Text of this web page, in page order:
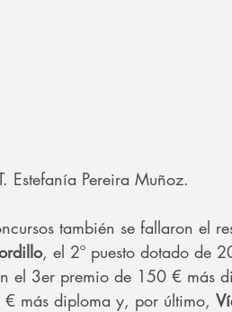
Estefanía Pereira Muñoz.
también se fallaron el
, el 2º puesto dotado de
el 3er premio de 150 € más
más diploma y, por último,